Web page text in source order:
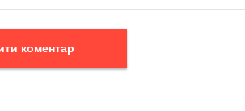
Залишити коментар